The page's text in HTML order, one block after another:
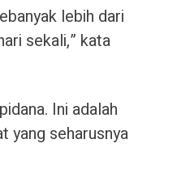
lebih dari
sekali,” kata
Ini adalah
yang seharusnya